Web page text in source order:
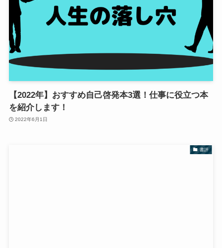
【2022年】おすすめ自己啓発本3選！仕事に役立つ本
を紹介します！
2022年6月1日
書評